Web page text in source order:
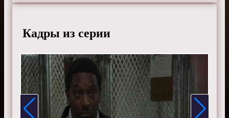
Кадры из серии